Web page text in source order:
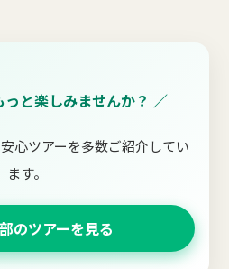
と楽しみませんか？ ／
心ツアーを多数ご紹介してい
ます。
のツアーを見る